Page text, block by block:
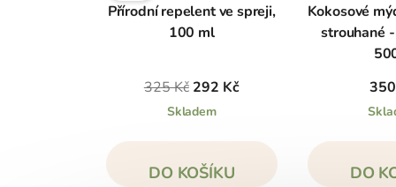
Přírodní repelent ve spreji,
100 ml
325 Kč 292 Kč
Skladem
DO KOŠÍKU
Kokosové
strouhané
DO